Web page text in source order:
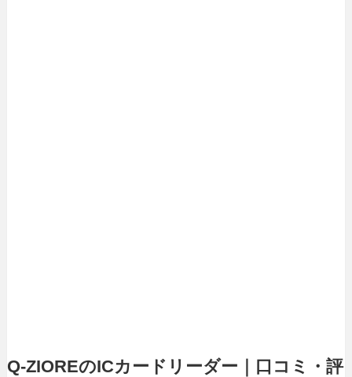
Q-ZIOREのICカードリーダー｜口コミ・評